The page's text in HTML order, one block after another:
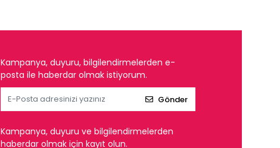
Kampanya, duyuru, bilgilendirmelerden e-
posta ile haberdar olmak istiyorum.
Gönder
Kampanya, duyuru ve bilgilendirmelerden
haberdar olmak için kayıt olun.